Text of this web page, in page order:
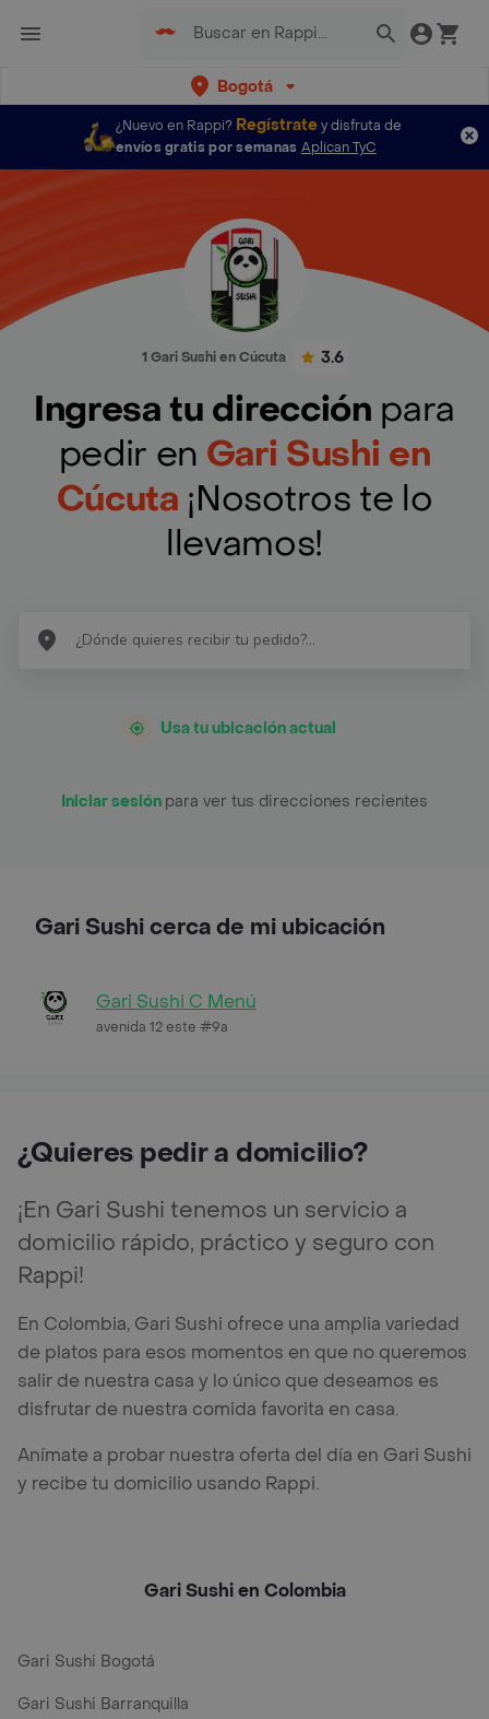
Bogotá
¿Nuevo en Rappi? Regístratey disfruta de
envíos gratis por semanas Aplican TyC
1 Gari Sushi en Cúcuta 3.6
Ingresa tu dirección para
pedir en Gari Sushi en
Cúcuta ¡Nosotros te lo
llevamos!
Usa tu ubicación actual
Iniciar sesión para ver tus direcciones recientes
Gari Sushi cerca de mi ubicación
Gari Sushi C Menú
avenida 12 este #9a
¿Quieres pedir a domicilio?
¡En Gari Sushi tenemos un servicio a
domicilio rápido, práctico y seguro con
Rappi!
En Colombia, Gari Sushi ofrece una amplia variedad
de platos para esos momentos en que no queremos
salir de nuestra casa y lo único que deseamos es
disfrutar de nuestra comida favorita en casa.
Anímate a probar nuestra oferta del día en Gari Sushi
y recibe tu domicilio usando Rappi.
Gari Sushi en Colombia
Gari Sushi Bogotá
Gari Sushi Barranquilla